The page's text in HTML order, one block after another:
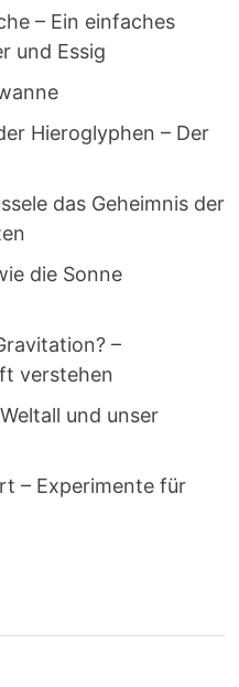
– Ein einfaches
und Essig
Hieroglyphen – Der
das Geheimnis der
die Sonne
–
verstehen
und unser
– Experimente für